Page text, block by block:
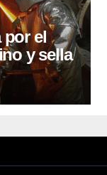
por el
y sella